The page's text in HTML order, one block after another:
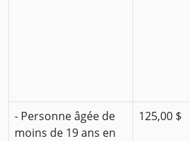
- Personne âgée de
moins de 19 ans en
125,00 $